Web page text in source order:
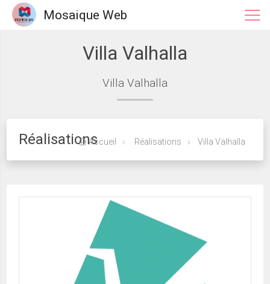
Mosaique Web
Villa Valhalla
Villa Valhalla
RéalisationsAccueil Réalisations Villa Valhalla